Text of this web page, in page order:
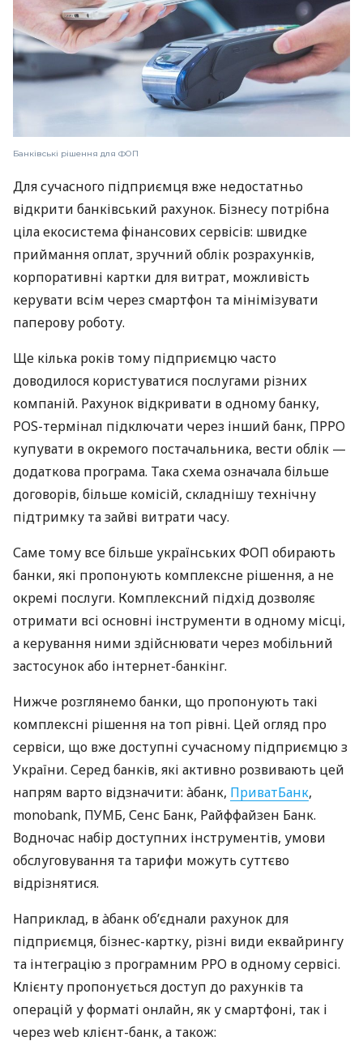
Банківські рішення для ФОП
Для сучасного підприємця вже недостатньо
відкрити банківський рахунок. Бізнесу потрібна
ціла екосистема фінансових сервісів: швидке
приймання оплат, зручний облік розрахунків,
корпоративні картки для витрат, можливість
керувати всім через смартфон та мінімізувати
паперову роботу.
Ще кілька років тому підприємцю часто
доводилося користуватися послугами різних
компаній. Рахунок відкривати в одному банку,
POS-термінал підключати через інший банк, ПРРО
купувати в окремого постачальника, вести облік —
додаткова програма. Така схема означала більше
договорів, більше комісій, складнішу технічну
підтримку та зайві витрати часу.
Саме тому все більше українських ФОП обирають
банки, які пропонують комплексне рішення, а не
окремі послуги. Комплексний підхід дозволяє
отримати всі основні інструменти в одному місці,
а керування ними здійснювати через мобільний
застосунок або інтернет-банкінг.
Нижче розглянемо банки, що пропонують такі
комплексні рішення на топ рівні. Цей огляд про
сервіси, що вже доступні сучасному підприємцю з
України. Серед банків, які активно розвивають цей
напрям варто відзначити: àбанк, ПриватБанк,
monobank, ПУМБ, Сенс Банк, Райффайзен Банк.
Водночас набір доступних інструментів, умови
обслуговування та тарифи можуть суттєво
відрізнятися.
Наприклад, в àбанк об’єднали рахунок для
підприємця, бізнес-картку, різні види еквайрингу
та інтеграцію з програмним РРО в одному сервісі.
Клієнту пропонується доступ до рахунків та
операцій у форматі онлайн, як у смартфоні, так і
через web клієнт-банк, а також: